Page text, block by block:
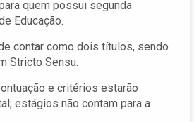
quem possui segunda
Educação.
contar como dois títulos, sendo
Stricto Sensu.
e critérios estarão
estágios não contam para a